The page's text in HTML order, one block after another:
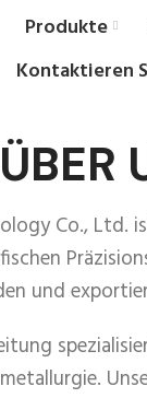
Produkte
Kontaktieren
ÜBER
Co., Ltd.
und